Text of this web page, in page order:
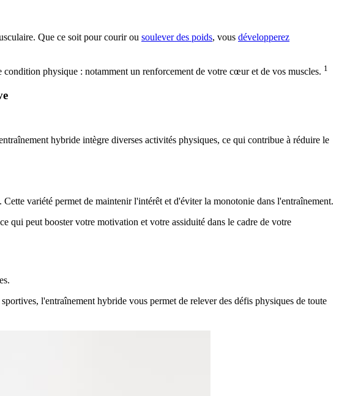
Que ce soit pour courir ou soulever des poids, vous développerez
physique : notamment un renforcement de votre cœur et de vos muscles. 1
hybride intègre diverses activités physiques, ce qui contribue à réduire le
variété permet de maintenir l'intérêt et d'éviter la monotonie dans l'entraînement.
qui peut booster votre motivation et votre assiduité dans le cadre de votre
l'entraînement hybride vous permet de relever des défis physiques de toute